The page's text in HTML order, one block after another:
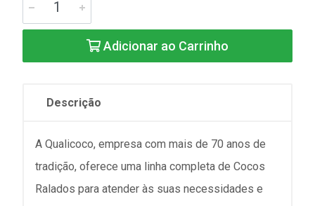
Adicionar ao Carrinho
Descrição
A Qualicoco, empresa com mais de 70 anos de
tradição, oferece uma linha completa de Cocos
Ralados para atender às suas necessidades e